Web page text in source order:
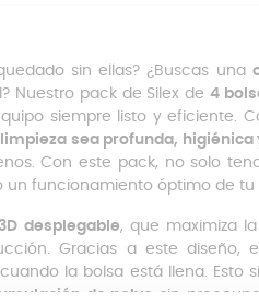
sin ellas? ¿Buscas una
Nuestro pack de Silex de4
siempre listo y eficiente.
sea profunda, higiénica
Con este pack, no solo
funcionamiento óptimo de
desplegable, que maximiza
Gracias a este diseño,
la bolsa está llena. Esto
de polvo
sin